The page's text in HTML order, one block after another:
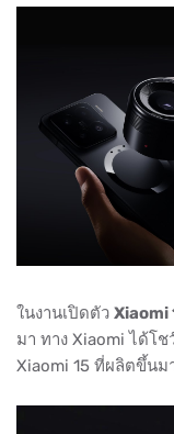
ในงานเปิดตัว Xiaomi
มา ทาง Xiaomi ได้โช
Xiaomi 15 ที่ผลิตขึ้น